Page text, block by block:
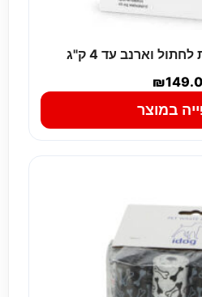
וארנב עד 4 ק"ג
₪
במוצר